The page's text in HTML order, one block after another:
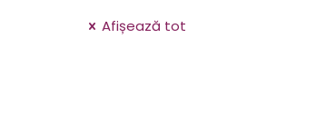
Afișează tot